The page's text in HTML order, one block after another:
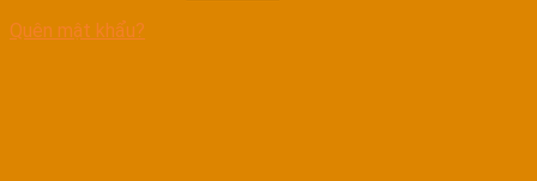
Quên mật khẩu?